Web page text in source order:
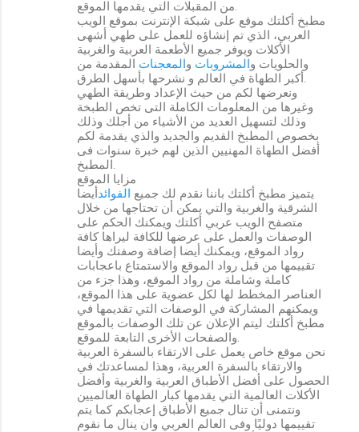
مطبخ أكلتك موقع على شبكة الإنترنت بموقع الويب
العربي، الذي تم إنشاؤه للعمل على طهي أشهى
الأكلات ويوفر جميع الأطعمة العربية والغربية
والحلويات والمشروبات والمعجنات المقدمة من
ونعرضها لكم من حيث الإعداد وطريقة الطهي
وغيرها من المعلومات الكاملة التى تخص الطبخة
وذلك لتسهيل العديد من الأشياء من أجلك وذلك
بخصوص المطبخ القديم والجديد والذي يقدمة لكم
أفضل الطهاة المهنيين الذين لهم خبرة سنوات فى
مزايا الموقع
يتميز مطبخ أكلتك باننا نقدم لك جميع الفوائدأيضا
الشرقية والغربية والتي يمكن أن تحتاجها من خلال
متصفح الويب عربي أكلتك ويمكنك الحكم على
الوصفات والعمل على عرضها للكافة ليراها كافة
رواد الموقع، ويمكنك أيضا إضافة وصفتك وأيضا
تقييمها من قبل رواد الموقع والاستمتاع باعجابات
كاملة وشاملة من رواد الموقع، وهذا جزء من
العناصر المخطط لها لكل عضوية على هذا الموقع،
ويمكنهم المشاركة في الوصفات التي تقديمها في
مطبخ أكلتك ليتم الإعلان عن تلك الوصفات بالموقع
نحن موقع خاص يعمل على الارتقاء بالسفرة العربية
والارتقاء بالسفرة العربية، وهذا لمساعدتك في
الحصول على أفضل الأطباق العربية والغربية وأفضل
الأكلات العالمية التي يقدمها كبار الطهاة العالميين
ونتمنى أن تنال جميع الأطباق إعجابكم كما يتم
تقييمها دوليًا وفى العالم العربي وان ينال ما نقوم